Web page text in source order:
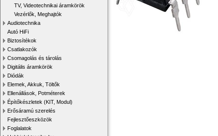
TV, Videotechnikai áramkörök
Vezérlők, Meghajtók
Audiotechnika
Autó HiFi
Biztosítékok
Csatlakozók
Csomagolás és tárolás
Digitális áramkörök
Diódák
Elemek, Akkuk, Töltők
Ellenállások, Potméterek
Építőkészletek (KIT, Modul)
Erősáramú szerelés
Fejlesztőeszközök
Foglalatok